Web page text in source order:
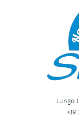
Lungo
+39